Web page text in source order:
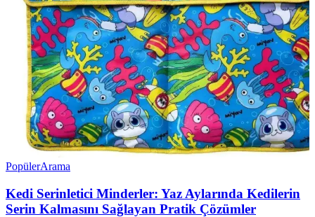
PopülerArama
Kedi Serinletici Minderler: Yaz Aylarında Kedilerin
Serin Kalmasını Sağlayan Pratik Çözümler